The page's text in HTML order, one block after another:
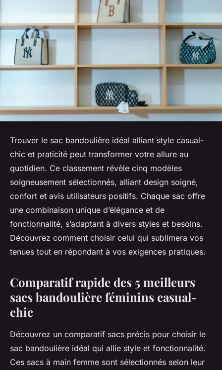
Trouver le sac bandoulière idéal alliant style casual-
chic et praticité peut transformer votre allure au
quotidien. Ce classement révèle cinq modèles
soigneusement sélectionnés, alliant design soigné,
confort et avis utilisateurs positifs. Chaque sac offre
une combinaison unique d’élégance et de
fonctionnalité, s’adaptant à divers styles et besoins.
Découvrez comment choisir celui qui sublimera vos
tenues tout en répondant à vos exigences pratiques.
Comparatif rapide des 5 meilleurs
sacs bandoulière féminins casual-
chic
Découvrez un comparatif sacs précis pour choisir le
sac bandoulière idéal qui allie style et fonctionnalité.
Ces sacs à main femme sont sélectionnés selon leur